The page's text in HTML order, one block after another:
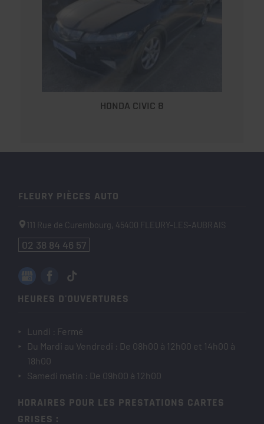
HONDA CIVIC 8
FLEURY PIÈCES AUTO
111 Rue de Curembourg, 45400 FLEURY-LES-AUBRAIS
02 38 84 46 57
HEURES D'OUVERTURES
Lundi : Fermé
Du Mardi au Vendredi : De 08h00 à 12h00 et 14h00 à
18h00
Samedi matin : De 09h00 à 12h00
HORAIRES POUR LES PRESTATIONS CARTES
GRISES :